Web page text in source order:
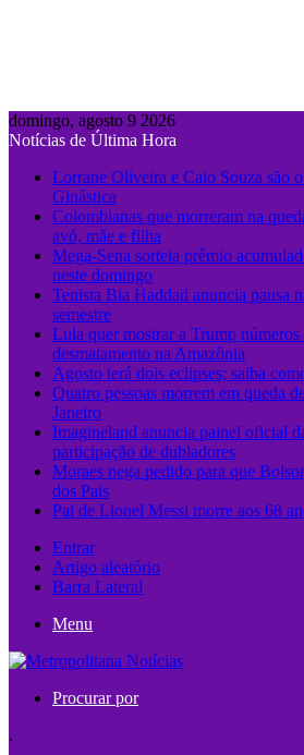
domingo, agosto 9 2026
Notícias de Última Hora
Lorrane Oliveira e Caio Souza são
Ginástica
Colombianas que morreram na
avó, mãe e filha
Mega-Sena sorteia prêmio
neste domingo
Tenista Bia Haddad anuncia pausa
semestre
Lula quer mostrar a Trump números
desmatamento na Amazônia
Agosto terá dois eclipses; saiba
Quatro pessoas morrem em queda
Janeiro
Imagineland anuncia painel oficial
participação de dubladores
Moraes nega pedido para que
dos Pais
Pai de Lionel Messi morre aos 68
Entrar
Artigo aleatório
Barra Lateral
Menu
Procurar por
.